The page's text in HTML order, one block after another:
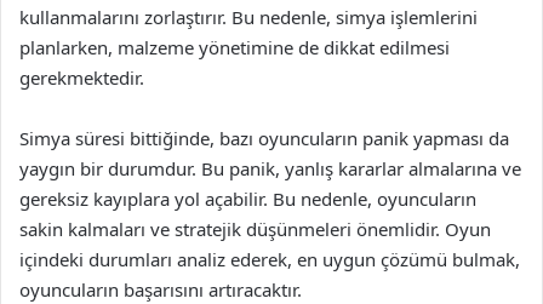
kullanmalarını zorlaştırır. Bu nedenle, simya işlemlerini
planlarken, malzeme yönetimine de dikkat edilmesi
gerekmektedir.
Simya süresi bittiğinde, bazı oyuncuların panik yapması da
yaygın bir durumdur. Bu panik, yanlış kararlar almalarına ve
gereksiz kayıplara yol açabilir. Bu nedenle, oyuncuların
sakin kalmaları ve stratejik düşünmeleri önemlidir. Oyun
içindeki durumları analiz ederek, en uygun çözümü bulmak,
oyuncuların başarısını artıracaktır.